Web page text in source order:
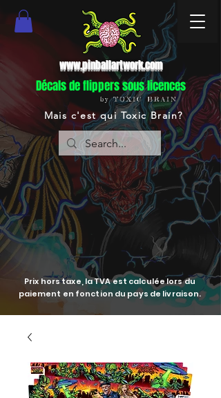
www.pinballartwork.com
Décals de flippers sous licences
by TOXIC BRAIN
Mais c'est qui Toxic Brain?
Prix hors taxe, la TVA est calculée lors du
paiement en fonction du pays de livraison.